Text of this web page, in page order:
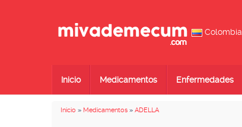
Colombia
Inicio Medicamentos Enfermedades
Inicio » Medicamentos » ADELLA